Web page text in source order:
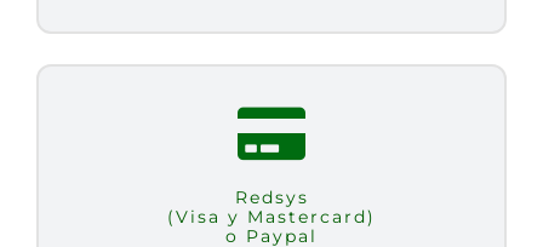
Redsys
(Visa y Mastercard)
o Paypal